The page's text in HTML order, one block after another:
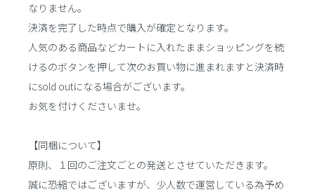
なりません。
決済を完了した時点で購入が確定となります。
人気のある商品などカートに入れたままショッピングを続
けるのボタンを押して次のお買い物に進まれますと決済時
にsold outになる場合がございます。
お気を付けくださいませ。
【同梱について】
原則、１回のご注文ごとの発送とさせていただきます。
誠に恐縮ではございますが、少人数で運営している為予め